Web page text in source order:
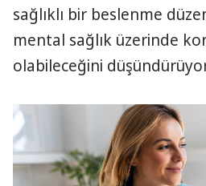
sağlıklı bir beslenme
mental sağlık üzerinde
olabileceğini